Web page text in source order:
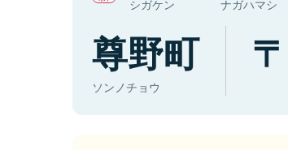
シガケン ナガハマシ
尊野町
ソンノチョウ